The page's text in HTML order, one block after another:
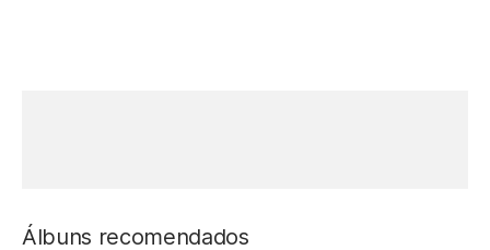
Álbuns recomendados